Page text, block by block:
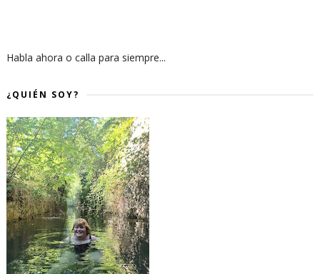
Habla ahora o calla para siempre...
¿QUIÉN SOY?